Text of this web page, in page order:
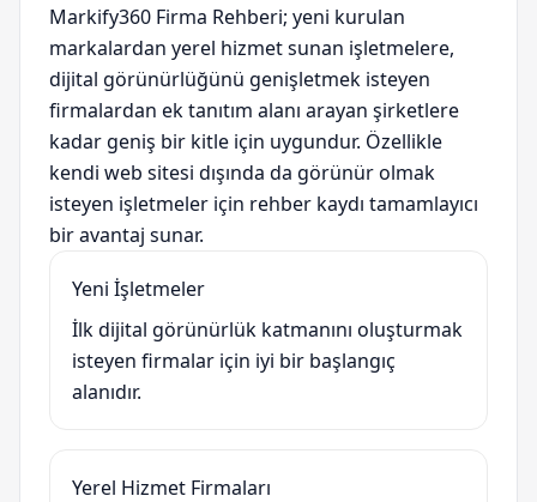
Markify360 Firma Rehberi; yeni kurulan
markalardan yerel hizmet sunan işletmelere,
dijital görünürlüğünü genişletmek isteyen
firmalardan ek tanıtım alanı arayan şirketlere
kadar geniş bir kitle için uygundur. Özellikle
kendi web sitesi dışında da görünür olmak
isteyen işletmeler için rehber kaydı tamamlayıcı
bir avantaj sunar.
Yeni İşletmeler
İlk dijital görünürlük katmanını oluşturmak
isteyen firmalar için iyi bir başlangıç
alanıdır.
Yerel Hizmet Firmaları